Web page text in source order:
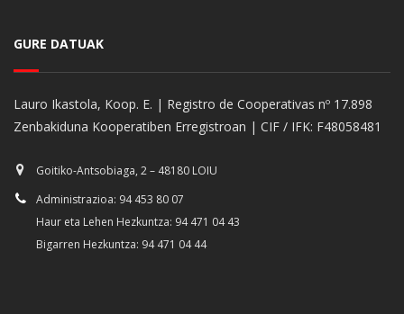
GURE DATUAK
Lauro Ikastola, Koop. E. | Registro de Cooperativas nº 17.898
Zenbakiduna Kooperatiben Erregistroan | CIF / IFK: F48058481
Goitiko-Antsobiaga, 2 – 48180 LOIU
Administrazioa: 94 453 80 07
Haur eta Lehen Hezkuntza: 94 471 04 43
Bigarren Hezkuntza: 94 471 04 44